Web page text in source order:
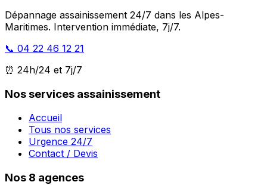
Dépannage assainissement 24/7 dans les Alpes-
Maritimes. Intervention immédiate, 7j/7.
📞 04 22 46 12 21
⏰ 24h/24 et 7j/7
Nos services assainissement
Accueil
Tous nos services
Urgence 24/7
Contact / Devis
Nos 8 agences